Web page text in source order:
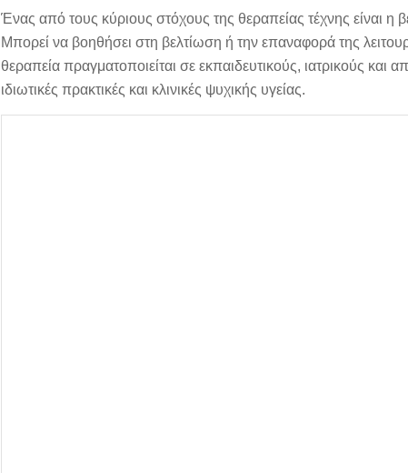
Ένας από τους κύριους στόχους της θεραπείας τέχνης είναι
Μπορεί να βοηθήσει στη βελτίωση ή την επαναφορά της
θεραπεία πραγματοποιείται σε εκπαιδευτικούς, ιατρικούς
ιδιωτικές πρακτικές και κλινικές ψυχικής υγείας.